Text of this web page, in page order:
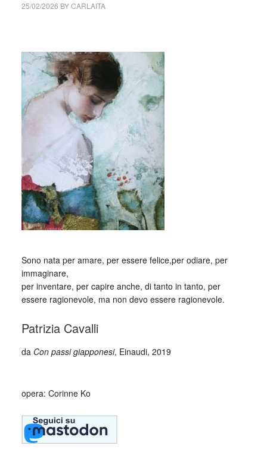
25/02/2026 BYCARLAITA
Sono nata per amare, per essere felice,per odiare, per
immaginare,
per inventare, per capire anche, di tanto in tanto, per
essere ragionevole, ma non devo essere ragionevole.
Patrizia Cavalli
da Con passi giapponesi, Einaudi, 2019
opera: Corinne Ko